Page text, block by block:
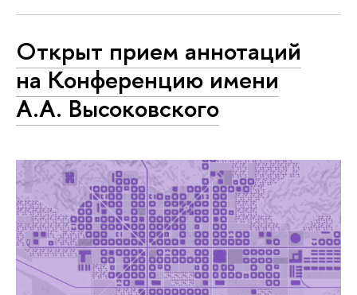
Открыт прием аннотаций
на Конференцию имени
А.А. Высоковского